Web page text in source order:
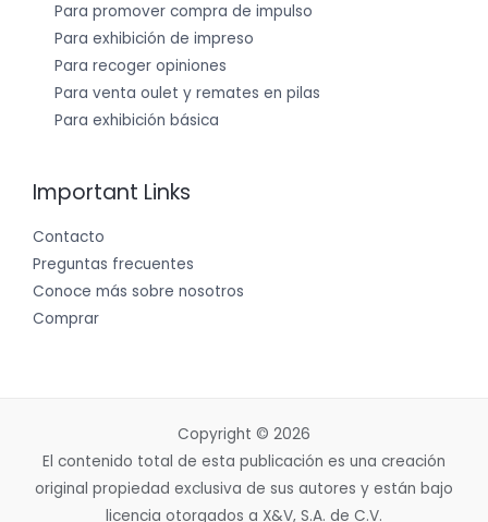
Para promover compra de impulso
Para exhibición de impreso
Para recoger opiniones
Para venta oulet y remates en pilas
Para exhibición básica
Important Links
Contacto
Preguntas frecuentes
Conoce más sobre nosotros
Comprar
Copyright © 2026
El contenido total de esta publicación es una creación
original propiedad exclusiva de sus autores y están bajo
licencia otorgados a X&V, S.A. de C.V.